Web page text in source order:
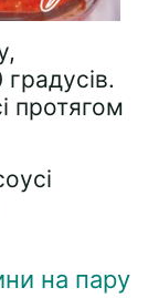
градусів.
протягом
на пару